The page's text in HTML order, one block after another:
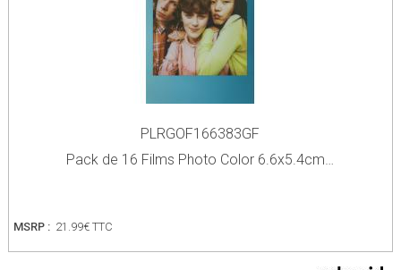
PLRGOF166383GF
Pack de 16 Films Photo Color 6.6x5.4cm…
MSRP : 21.99€ TTC